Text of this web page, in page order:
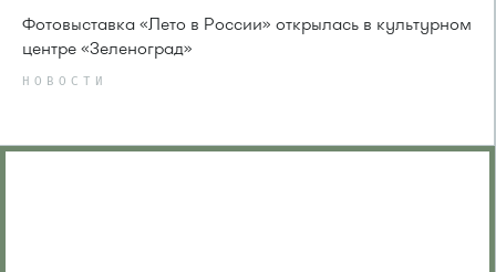
Фотовыставка «Лето в России» открылась в культурном
центре «Зеленоград»
НОВОСТИ